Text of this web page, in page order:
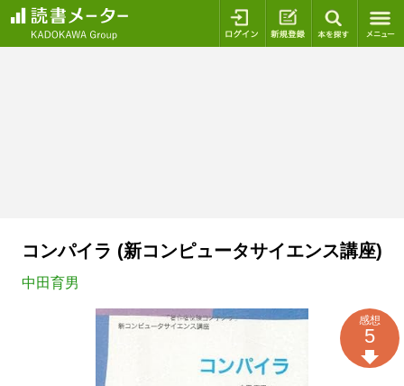
ログイン 新規登録
コンパイラ (新コンピュータサイエンス講座)
中田育男
感想
5